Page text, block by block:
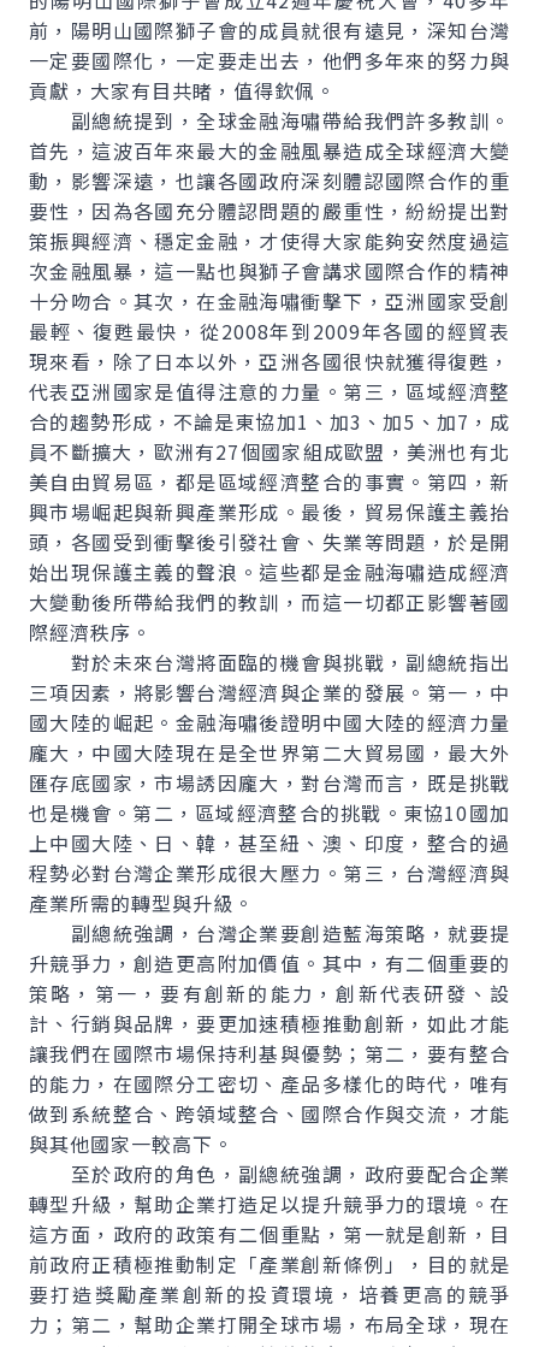
前，陽明山國際獅子會的成員就很有遠見，深知台灣
一定要國際化，一定要走出去，他們多年來的努力與
貢獻，大家有目共睹，值得欽佩。
副總統提到，全球金融海嘯帶給我們許多教訓。
首先，這波百年來最大的金融風暴造成全球經濟大變
動，影響深遠，也讓各國政府深刻體認國際合作的重
要性，因為各國充分體認問題的嚴重性，紛紛提出對
策振興經濟、穩定金融，才使得大家能夠安然度過這
次金融風暴，這一點也與獅子會講求國際合作的精神
十分吻合。其次，在金融海嘯衝擊下，亞洲國家受創
最輕、復甦最快，從2008年到2009年各國的經貿表
現來看，除了日本以外，亞洲各國很快就獲得復甦，
代表亞洲國家是值得注意的力量。第三，區域經濟整
合的趨勢形成，不論是東協加1、加3、加5、加7，成
員不斷擴大，歐洲有27個國家組成歐盟，美洲也有北
美自由貿易區，都是區域經濟整合的事實。第四，新
興市場崛起與新興產業形成。最後，貿易保護主義抬
頭，各國受到衝擊後引發社會、失業等問題，於是開
始出現保護主義的聲浪。這些都是金融海嘯造成經濟
大變動後所帶給我們的教訓，而這一切都正影響著國
際經濟秩序。
對於未來台灣將面臨的機會與挑戰，副總統指出
三項因素，將影響台灣經濟與企業的發展。第一，中
國大陸的崛起。金融海嘯後證明中國大陸的經濟力量
龐大，中國大陸現在是全世界第二大貿易國，最大外
匯存底國家，市場誘因龐大，對台灣而言，既是挑戰
也是機會。第二，區域經濟整合的挑戰。東協10國加
上中國大陸、日、韓，甚至紐、澳、印度，整合的過
程勢必對台灣企業形成很大壓力。第三，台灣經濟與
產業所需的轉型與升級。
副總統強調，台灣企業要創造藍海策略，就要提
升競爭力，創造更高附加價值。其中，有二個重要的
策略，第一，要有創新的能力，創新代表研發、設
計、行銷與品牌，要更加速積極推動創新，如此才能
讓我們在國際市場保持利基與優勢；第二，要有整合
的能力，在國際分工密切、產品多樣化的時代，唯有
做到系統整合、跨領域整合、國際合作與交流，才能
與其他國家一較高下。
至於政府的角色，副總統強調，政府要配合企業
轉型升級，幫助企業打造足以提升競爭力的環境。在
這方面，政府的政策有二個重點，第一就是創新，目
前政府正積極推動制定「產業創新條例」，目的就是
要打造獎勵產業創新的投資環境，培養更高的競爭
力；第二，幫助企業打開全球市場，布局全球，現在